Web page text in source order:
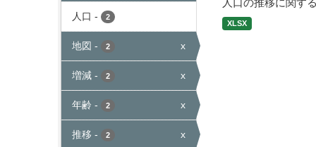
人口 - 2
地図 - 2 x
増減 - 2 x
年齢 - 2 x
推移 - 2 x
人口の推移に関す
XLSX